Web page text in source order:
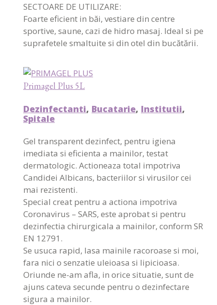
SECTOARE DE UTILIZARE:
Foarte eficient in băi, vestiare din centre
sportive, saune, cazi de hidro masaj. Ideal si pe
suprafetele smaltuite si din otel din bucătării.
Primagel Plus 5L
Dezinfectanti, Bucatarie, Institutii,
Spitale
Gel transparent dezinfect, pentru igiena
imediata si eficienta a mainilor, testat
dermatologic. Actioneaza total impotriva
Candidei Albicans, bacteriilor si virusilor cei
mai rezistenti.
Special creat pentru a actiona impotriva
Coronavirus – SARS, este aprobat si pentru
dezinfectia chirurgicala a mainilor, conform SR
EN 12791.
Se usuca rapid, lasa mainile racoroase si moi,
fara nici o senzatie uleioasa si lipicioasa.
Oriunde ne-am afla, in orice situatie, sunt de
ajuns cateva secunde pentru o dezinfectare
sigura a mainilor.